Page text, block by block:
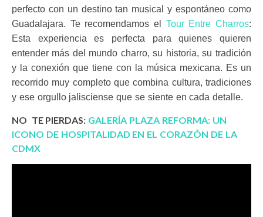
perfecto con un destino tan musical y espontáneo como
Guadalajara. Te recomendamos el Tour Entre Charros:
Esta experiencia es perfecta para quienes quieren
entender más del mundo charro, su historia, su tradición
y la conexión que tiene con la música mexicana. Es un
recorrido muy completo que combina cultura, tradiciones
y ese orgullo jalisciense que se siente en cada detalle.
NO TE PIERDAS: GALERÍA PLAZA REFORMA: UN
ICONO DE HOSPITALIDAD EN EL CORAZÓN DE LA
CDMX